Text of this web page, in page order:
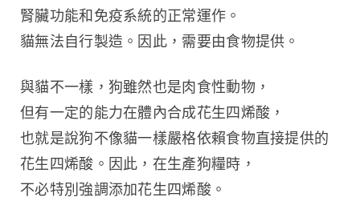
腎臟功能和免疫系統的正常運作。
貓無法自行製造。因此，需要由食物提供。
與貓不一樣，狗雖然也是肉食性動物，
但有一定的能力在體內合成花生四烯酸，
也就是說狗不像貓一樣嚴格依賴食物直接提供的
花生四烯酸。因此，在生產狗糧時，
不必特別強調添加花生四烯酸。